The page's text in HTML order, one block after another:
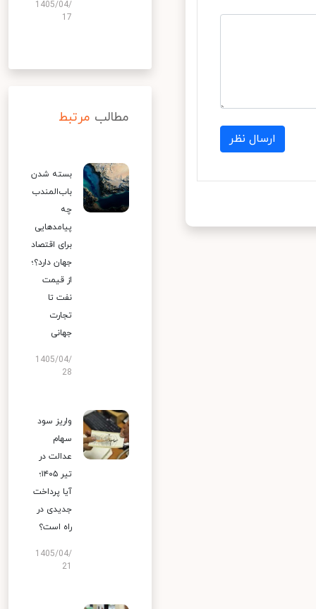
ارسال نظر
1405/04/
17
مطالب مرتبط
بسته شدن
باب‌المندب
چه
پیامدهایی
برای اقتصاد
جهان دارد؟؛
از قیمت
نفت تا
تجارت
جهانی
1405/04/
28
واریز سود
سهام
عدالت در
تیر ۱۴۰۵؛
آیا پرداخت
جدیدی در
راه است؟
1405/04/